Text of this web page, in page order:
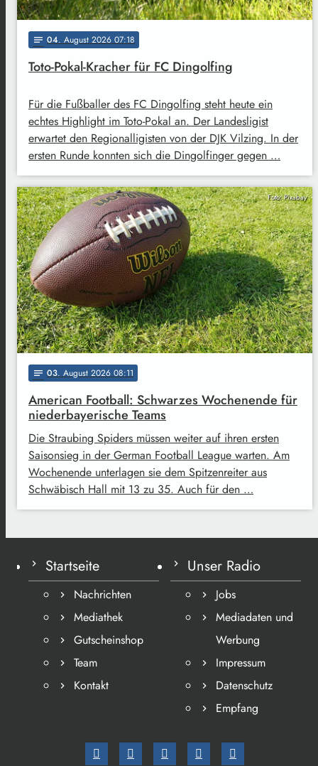
notes 04. August 2026 07:18
Toto-Pokal-Kracher für FC Dingolfing
Für die Fußballer des FC Dingolfing steht heute ein
echtes Highlight im Toto-Pokal an. Der Landesligist
erwartet den Regionalligisten von der DJK Vilzing. In der
ersten Runde konnten sich die Dingolfinger gegen …
Foto: Pixabay
notes 03. August 2026 08:11
American Football: Schwarzes Wochenende für
niederbayerische Teams
Die Straubing Spiders müssen weiter auf ihren ersten
Saisonsieg in der German Football League warten. Am
Wochenende unterlagen sie dem Spitzenreiter aus
Schwäbisch Hall mit 13 zu 35. Auch für den …
Startseite
Nachrichten
Mediathek
Gutscheinshop
Team
Kontakt
Unser Radio
Jobs
Mediadaten und
Werbung
Impressum
Datenschutz
Empfang